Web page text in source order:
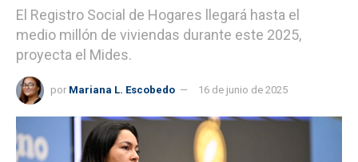
El Registro Social de Hogares llegará hasta el
medio millón de viviendas durante este 2025,
proyecta el Mides.
por Mariana L. Escobedo 16 de junio de 2025